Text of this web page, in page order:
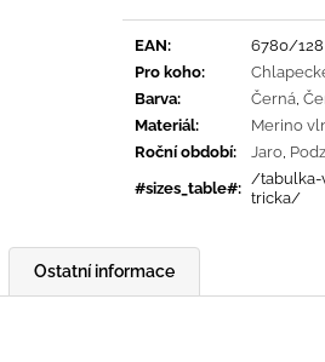
EAN:
6780/128
Pro koho:
Barva: Černá
Materiál:
Merino
Roční období: Jaro
#sizes_table#:
/tabulka-
tricka/
Ostatní informace